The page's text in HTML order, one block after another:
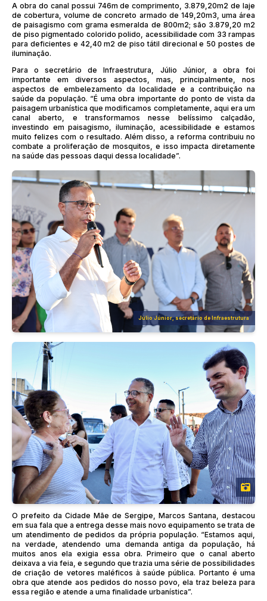
A obra do canal possui 746m de comprimento, 3.879,20m2 de laje
de cobertura, volume de concreto armado de 149,20m3, uma área
de paisagismo com grama esmeralda de 800m2; são 3.879,20 m2
de piso pigmentado colorido polido, acessibilidade com 33 rampas
para deficientes e 42,40 m2 de piso tátil direcional e 50 postes de
iluminação.
Para o secretário de Infraestrutura, Júlio Júnior, a obra foi
importante em diversos aspectos, mas, principalmente, nos
aspectos de embelezamento da localidade e a contribuição na
saúde da população. “É uma obra importante do ponto de vista da
paisagem urbanística que modificamos completamente, aqui era um
canal aberto, e transformamos nesse belíssimo calçadão,
investindo em paisagismo, iluminação, acessibilidade e estamos
muito felizes com o resultado. Além disso, a reforma contribuiu no
combate a proliferação de mosquitos, e isso impacta diretamente
na saúde das pessoas daqui dessa localidade”.
Júlio Júnior, secretário de Infraestrutura
O prefeito da Cidade Mãe de Sergipe, Marcos Santana, destacou
em sua fala que a entrega desse mais novo equipamento se trata de
um atendimento de pedidos da própria população. “Estamos aqui,
na verdade, atendendo uma demanda antiga da população, há
muitos anos ela exigia essa obra. Primeiro que o canal aberto
deixava a via feia, e segundo que trazia uma série de possibilidades
de criação de vetores maléficos à saúde pública. Portanto é uma
obra que atende aos pedidos do nosso povo, ela traz beleza para
essa região e atende a uma finalidade urbanística”.